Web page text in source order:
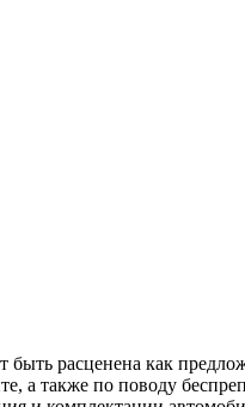
расценена как
а также по поводу